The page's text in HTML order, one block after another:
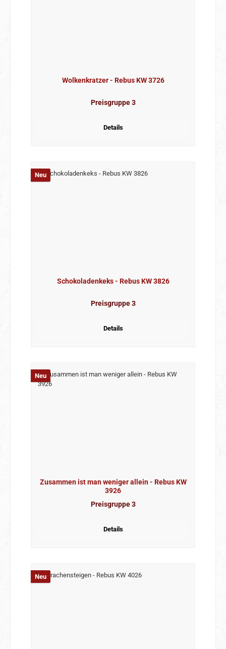
Wolkenkratzer - Rebus KW 3726
Preisgruppe 3
Details
Neu
Schokoladenkeks - Rebus KW 3826
Preisgruppe 3
Details
Neu
Zusammen ist man weniger allein - Rebus KW
3926
Preisgruppe 3
Details
Neu